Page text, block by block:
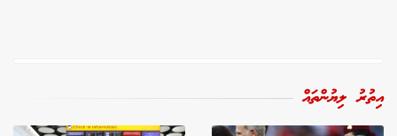
އިތުރު ލިޔުންތައް